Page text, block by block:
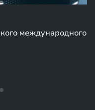
международного